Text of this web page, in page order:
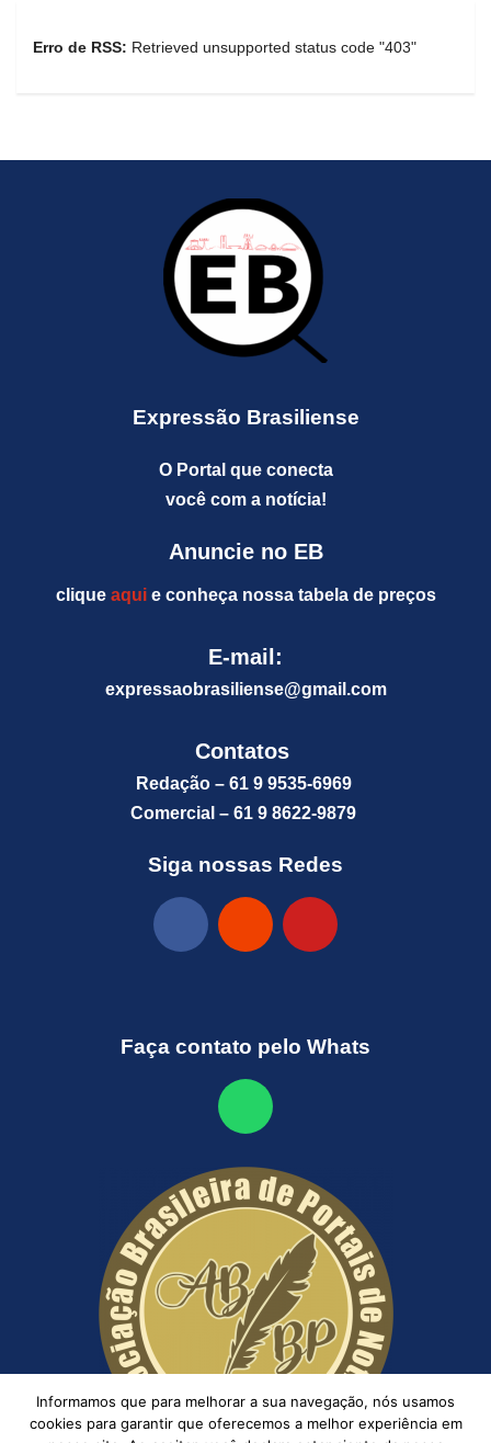
Erro de RSS: Retrieved unsupported status code "403"
Expressão Brasiliense
O Portal que conecta
você com a notícia!
Anuncie no EB
clique aquie conheça nossa tabela de preços
E-mail:
expressaobrasiliense@gmail.com
Contatos
Redação – 61 9 9535-6969
Comercial – 61 9 8622-9879
Siga nossas Redes
Faça contato pelo Whats
Informamos que para melhorar a sua navegação, nós usamos
cookies para garantir que oferecemos a melhor experiência em